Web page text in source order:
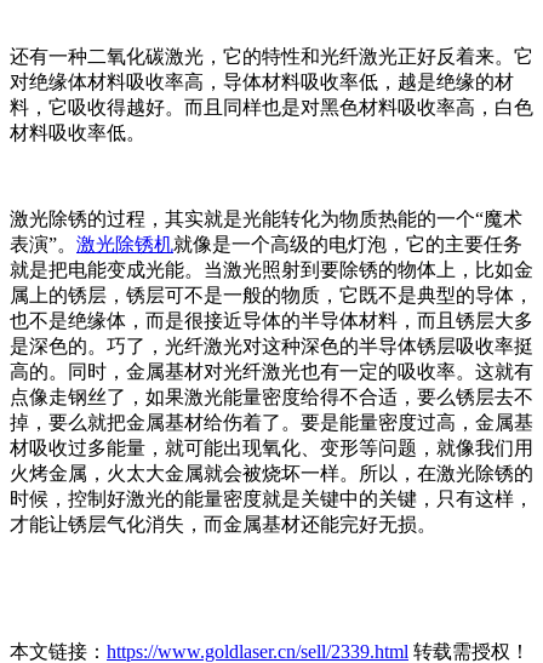
还有一种二氧化碳激光，它的特性和光纤激光正好反着来。它
对绝缘体材料吸收率高，导体材料吸收率低，越是绝缘的材
料，它吸收得越好。而且同样也是对黑色材料吸收率高，白色
材料吸收率低。
激光除锈的过程，其实就是光能转化为物质热能的一个“魔术
表演”。 激光除锈机就像是一个高级的电灯泡，它的主要任务
就是把电能变成光能。当激光照射到要除锈的物体上，比如金
属上的锈层，锈层可不是一般的物质，它既不是典型的导体，
也不是绝缘体，而是很接近导体的半导体材料，而且锈层大多
是深色的。巧了，光纤激光对这种深色的半导体锈层吸收率挺
高的。同时，金属基材对光纤激光也有一定的吸收率。这就有
点像走钢丝了，如果激光能量密度给得不合适，要么锈层去不
掉，要么就把金属基材给伤着了。要是能量密度过高，金属基
材吸收过多能量，就可能出现氧化、变形等问题，就像我们用
火烤金属，火太大金属就会被烧坏一样。所以，在激光除锈的
时候，控制好激光的能量密度就是关键中的关键，只有这样，
才能让锈层气化消失，而金属基材还能完好无损。
本文链接： https://www.goldlaser.cn/sell/2339.html 转载需授权！